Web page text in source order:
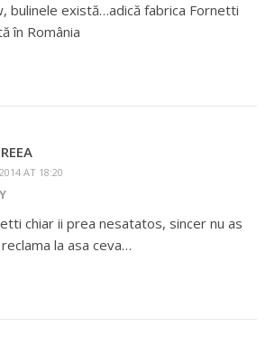
bulinele există…adică fabrica Fornetti
în România
AT 18:20
chiar ii prea nesatatos, sincer nu as
la asa ceva…